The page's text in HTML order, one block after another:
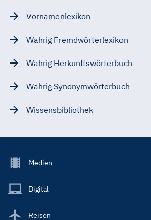
Vornamenlexikon
Wahrig Fremdwörterlexikon
Wahrig Herkunftswörterbuch
Wahrig Synonymwörterbuch
Wissensbibliothek
Footer
Main
Medien
Digital
Reisen